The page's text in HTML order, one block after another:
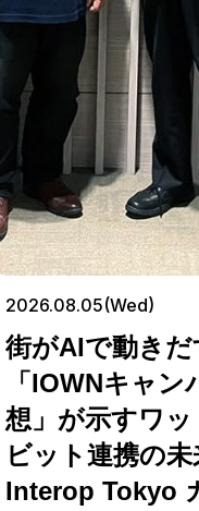
2026.08.05(Wed)
街がAIで動きだ
「IOWNキャン
想」が示すワッ
ビット連携の未
Interop Tokyo